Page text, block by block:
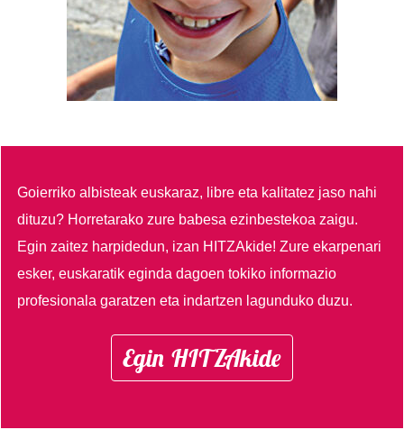
Goierriko albisteak euskaraz, libre eta kalitatez jaso nahi
dituzu? Horretarako zure babesa ezinbestekoa zaigu.
Egin zaitez harpidedun, izan HITZAkide!Zure ekarpenari
esker, euskaratik eginda dagoen tokiko informazio
profesionala garatzen eta indartzen lagunduko duzu.
Egin HITZAkide